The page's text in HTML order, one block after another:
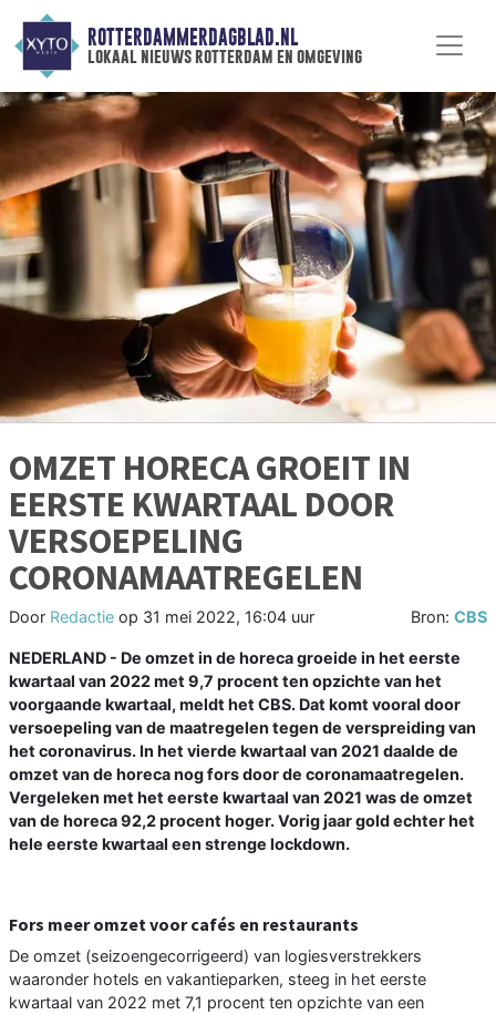
ROTTERDAMMERDAGBLAD.NL
lokaal nieuws rotterdam en omgeving
OMZET HORECA GROEIT IN
EERSTE KWARTAAL DOOR
VERSOEPELING
CORONAMAATREGELEN
Door Redactie op 31 mei 2022, 16:04 uur Bron: CBS
NEDERLAND - De omzet in de horeca groeide in het eerste
kwartaal van 2022 met 9,7 procent ten opzichte van het
voorgaande kwartaal, meldt het CBS. Dat komt vooral door
versoepeling van de maatregelen tegen de verspreiding van
het coronavirus. In het vierde kwartaal van 2021 daalde de
omzet van de horeca nog fors door de coronamaatregelen.
Vergeleken met het eerste kwartaal van 2021 was de omzet
van de horeca 92,2 procent hoger. Vorig jaar gold echter het
hele eerste kwartaal een strenge lockdown.
Fors meer omzet voor cafés en restaurants
De omzet (seizoengecorrigeerd) van logiesverstrekkers
waaronder hotels en vakantieparken, steeg in het eerste
kwartaal van 2022 met 7,1 procent ten opzichte van een